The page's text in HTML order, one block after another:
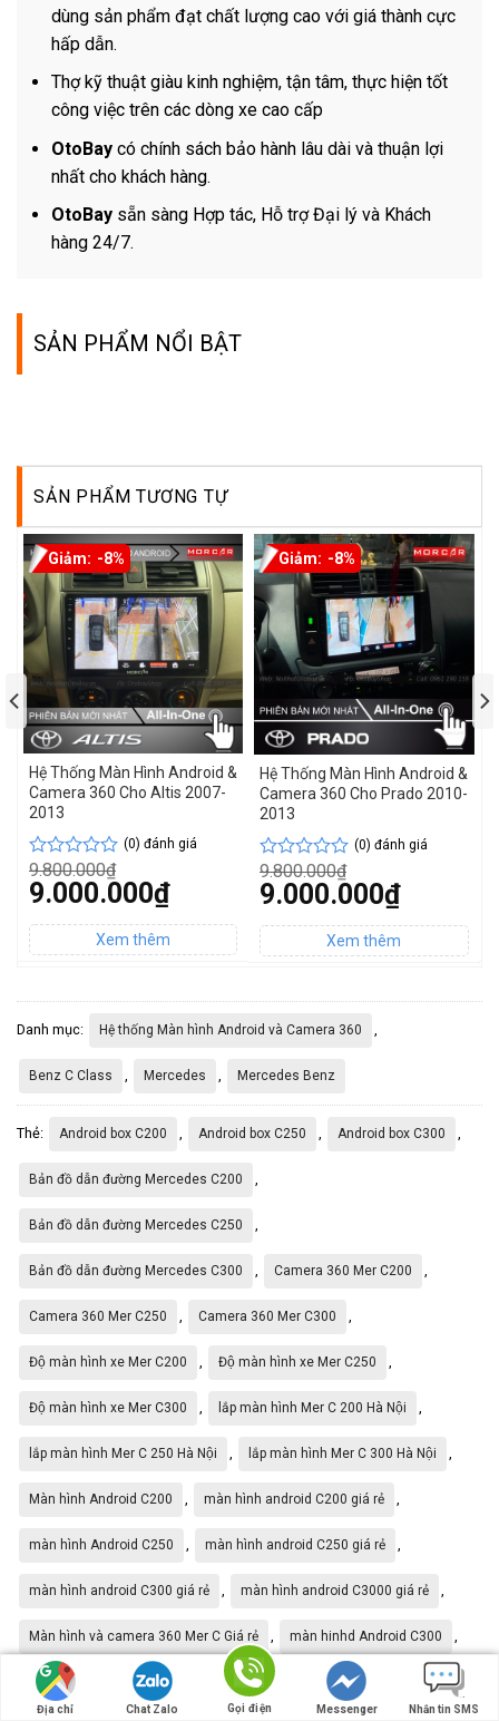
dùng sản phẩm đạt chất lượng cao với giá thành cực
hấp dẫn.
Thợ kỹ thuật giàu kinh nghiệm, tận tâm, thực hiện tốt
công việc trên các dòng xe cao cấp
OtoBaycó chính sách bảo hành lâu dài và thuận lợi
nhất cho khách hàng.
OtoBaysẵn sàng Hợp tác, Hỗ trợ Đại lý và Khách
hàng 24/7.
SẢN PHẨM NỔI BẬT
SẢN PHẨM TƯƠNG TỰ
-8%
Hệ Thống Màn Hình Android &
Camera 360 Cho Altis 2007-
2013
Được
xếp
hạng
0
5
sao
(0) đánh giá
9.800.000₫
Giá
gốc
9.800.000₫.
9.000.000₫
hiện
tại
là:
-8%
Hệ Thống Màn Hình Android &
Camera 360 Cho Prado 2010-
2013
Được
xếp
hạng
0
5
sao
(0) đánh giá
9.800.000₫
Giá
gốc
9.800.000₫.
9.000.000₫
hiện
tại
là:
Danh mục: Hệ thống Màn hình Android và Camera 360 ,
Benz C Class , Mercedes , Mercedes Benz
Thẻ: Android box C200 , Android box C250 , Android box C300 ,
Bản đồ dẫn đường Mercedes C200 ,
Bản đồ dẫn đường Mercedes C250 ,
Bản đồ dẫn đường Mercedes C300 , Camera 360 Mer C200 ,
Camera 360 Mer C250 , Camera 360 Mer C300 ,
Độ màn hình xe Mer C200 , Độ màn hình xe Mer C250 ,
Độ màn hình xe Mer C300 , lắp màn hình Mer C 200 Hà Nội ,
lắp màn hình Mer C 250 Hà Nội , lắp màn hình Mer C 300 Hà Nội ,
Màn hình Android C200 , màn hình android C200 giá rẻ ,
màn hình Android C250 , màn hình android C250 giá rẻ ,
màn hình android C300 giá rẻ , màn hình android C3000 giá rẻ ,
Màn hình và camera 360 Mer C Giá rẻ , màn hinhd Android C300 ,
Xem youtube trên màn hình Mer C 200
Địa chỉ Chat Zalo Gọi điện Messenger Nhắn tin SMS